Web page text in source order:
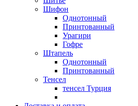
Шифон
Однотонный
Принтованный
Урагири
Гофре
Штапель
Однотонный
Принтованный
Тенсел
тенсел Турция